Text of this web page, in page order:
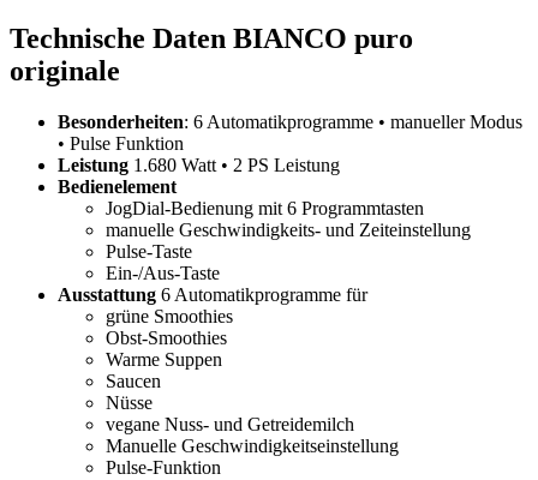
Technische Daten BIANCO puro
originale
Besonderheiten: 6 Automatikprogramme • manueller Modus
• Pulse Funktion
Leistung 1.680 Watt • 2 PS Leistung
Bedienelement
JogDial-Bedienung mit 6 Programmtasten
manuelle Geschwindigkeits- und Zeiteinstellung
Pulse-Taste
Ein-/Aus-Taste
Ausstattung 6 Automatikprogramme für
grüne Smoothies
Obst-Smoothies
Warme Suppen
Saucen
Nüsse
vegane Nuss- und Getreidemilch
Manuelle Geschwindigkeitseinstellung
Pulse-Funktion